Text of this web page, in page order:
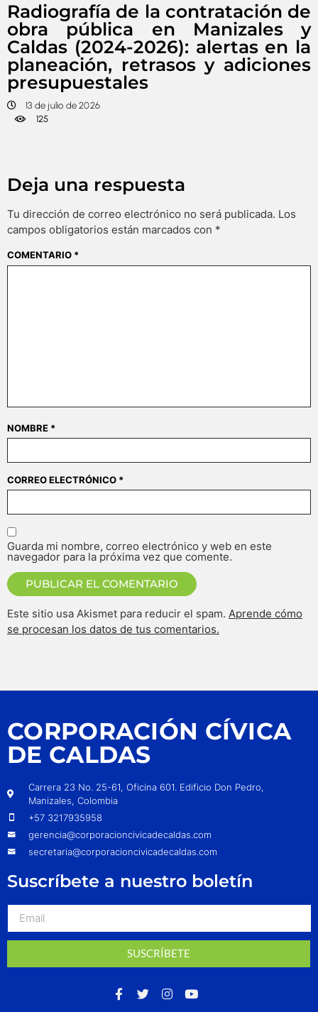
Radiografía de la contratación de
obra pública en Manizales y
Caldas (2024-2026): alertas en la
planeación, retrasos y adiciones
presupuestales
13 de julio de 2026
125
Deja una respuesta
Tu dirección de correo electrónico no será publicada. Los
campos obligatorios están marcados con *
COMENTARIO *
NOMBRE *
CORREO ELECTRÓNICO *
Guarda mi nombre, correo electrónico y web en este
navegador para la próxima vez que comente.
Este sitio usa Akismet para reducir el spam. Aprende cómo
se procesan los datos de tus comentarios.
CORPORACIÓN CÍVICA
DE CALDAS
Carrera 23 No. 25-61, Oficina 601. Edificio Don Pedro,
Manizales, Colombia
+57 3217935958
gerencia@corporacioncivicadecaldas.com
secretaria@corporacioncivicadecaldas.com
Suscríbete a nuestro boletín
SUSCRÍBETE